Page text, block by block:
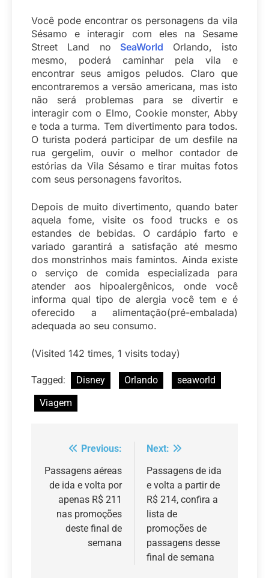
Você pode encontrar os personagens da vila
Sésamo e interagir com eles na Sesame
Street Land no
SeaWorld
Orlando, isto
mesmo, poderá caminhar pela vila e
encontrar seus amigos peludos. Claro que
encontraremos a versão americana, mas isto
não será problemas para se divertir e
interagir com o Elmo, Cookie monster, Abby
e toda a turma. Tem divertimento para todos.
O turista poderá participar de um desfile na
rua gergelim, ouvir o melhor contador de
estórias da Vila Sésamo e tirar muitas fotos
com seus personagens favoritos.
Depois de muito divertimento, quando bater
aquela fome, visite os food trucks e os
estandes de bebidas. O cardápio farto e
variado garantirá a satisfação até mesmo
dos monstrinhos mais famintos. Ainda existe
o serviço de comida especializada para
atender aos hipoalergênicos, onde você
informa qual tipo de alergia você tem e é
oferecido a alimentação(pré-embalada)
adequada ao seu consumo.
(Visited 142 times, 1 visits today)
Tagged: Disney Orlando
seaworld
Viagem
Navegação
de
Post
Previous:
Passagens aéreas
de ida e volta por
apenas R$ 211
nas promoções
deste final de
semana
Next:
Passagens de ida
e volta a partir de
R$ 214, confira a
lista de
promoções de
passagens desse
final de semana